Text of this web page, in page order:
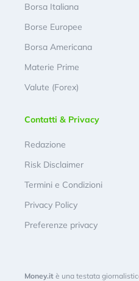
Borsa Italiana
Borse Europee
Borsa Americana
Materie Prime
Valute (Forex)
Contatti & Privacy
Redazione
Risk Disclaimer
Termini e Condizioni
Privacy Policy
Preferenze privacy
Money.it è una testata